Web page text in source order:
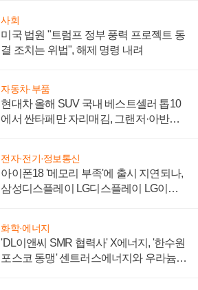
사회
미국 법원 "트럼프 정부 풍력 프로젝트 동
결 조치는 위법", 해제 명령 내려
자동차·부품
현대차 올해 SUV 국내 베스트셀러 톱10
에서 싼타페만 자리매김, 그랜저·아반떼
전자·전기·정보통신
아이폰18 '메모리 부족'에 출시 지연되나,
삼성디스플레이 LG디스플레이 LG이노
화학·에너지
'DL이앤씨 SMR 협력사' X에너지, '한수원
포스코 동맹' 센트러스에너지와 우라늄